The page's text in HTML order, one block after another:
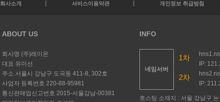
회사소개 서비스이용약관 개인정보 취급방침
ABOUT US
회사명 (주)레이온
대표 유미선
주소 서울시 강남구 도곡동 411-8, 302호
사업자 등록번호 220-88-95981
통신판매업신고번호 2015-서울강남-00381
INFO
네임서버
1차
IP:
2차
IP:
호스팅 소재지 : 서울 강남구